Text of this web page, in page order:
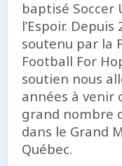
baptisé Soccer
l’Espoir.
soutenu par la
Football For
soutien nous
années à venir
grand nombre
dans le Grand
Québec.